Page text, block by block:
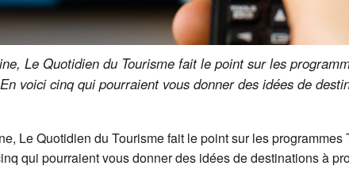
Le Quotidien du Tourisme fait le point sur les
voici cinq qui pourraient vous donner des idées de
Le Quotidien du Tourisme fait le point sur les
qui pourraient vous donner des idées de destinations à